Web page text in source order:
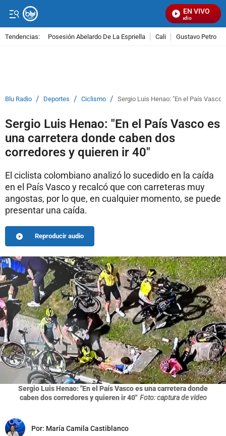
EN VIVO
Señal Visual Radio
Tendencias: Posesión Abelardo De La Espriella Cali Gustavo Petro
Blu Radio / Deportes / Ciclismo / Sergio Luis Henao: "En el País
Sergio Luis Henao: "En el País Vasco es
una carretera donde caben dos
corredores y quieren ir 40"
El ciclista colombiano analizó lo sucedido en la caída
en el País Vasco y recalcó que con carreteras muy
angostas, por lo que, en cualquier momento, se puede
presentar una caída.
Reproducir audio
Sergio Luis Henao: "En el País Vasco es una carretera donde
caben dos corredores y quieren ir 40" Foto: captura de video
Por: María Camila Castiblanco